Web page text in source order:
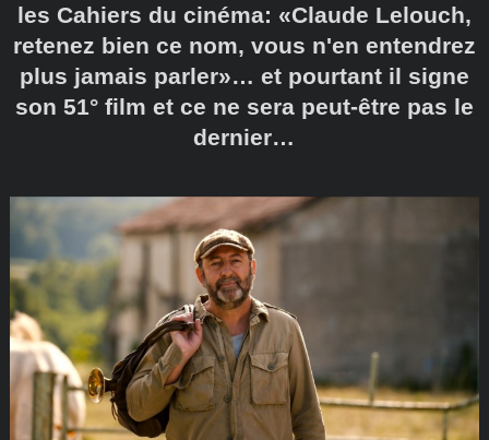
les Cahiers du cinéma: «Claude Lelouch,
retenez bien ce nom, vous n'en entendrez
plus jamais parler»… et pourtant il signe
son 51° film et ce ne sera peut-être pas le
dernier…